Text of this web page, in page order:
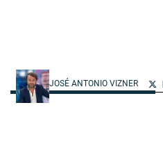
JOSÉ ANTONIO VIZNER